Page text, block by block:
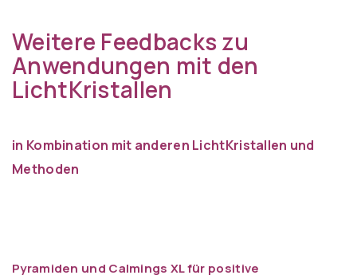
Weitere Feedbacks zu
Anwendungen mit den
LichtKristallen
in Kombination mit anderen LichtKristallen und
Methoden
Pyramiden und Calmings XL für positive